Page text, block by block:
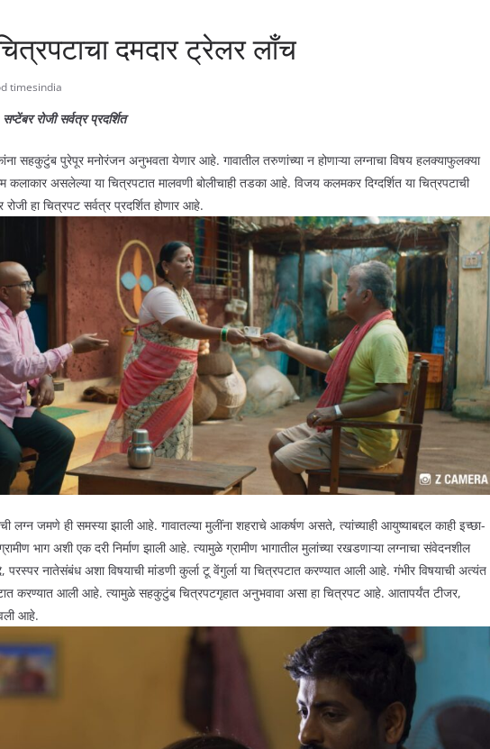
दमदार ट्रेलर लाँच
timesindia
रोजी सर्वत्र प्रदर्शित
सहकुटुंब पुरेपूर मनोरंजन अनुभवता येणार आहे. गावातील तरुणांच्या न होणाऱ्या लग्नाचा विषय हलक्याफुलक्या
कलाकार असलेल्या या चित्रपटात मालवणी बोलीचाही तडका आहे. विजय कलमकर दिग्दर्शित या चित्रपटाची
हा चित्रपट सर्वत्र प्रदर्शित होणार आहे.
लग्न जमणे ही समस्या झाली आहे. गावातल्या मुलींना शहराचे आकर्षण असते, त्यांच्याही आयुष्याबद्दल काही इच्छा-
भाग अशी एक दरी निर्माण झाली आहे. त्यामुळे ग्रामीण भागातील मुलांच्या रखडणाऱ्या लग्नाचा संवेदनशील
परस्पर नातेसंबंध अशा विषयाची मांडणी कुर्ला टू वेंगुर्ला या चित्रपटात करण्यात आली आहे. गंभीर विषयाची अत्यंत
करण्यात आली आहे. त्यामुळे सहकुटुंब चित्रपटगृहात अनुभवावा असा हा चित्रपट आहे. आतापर्यंत टीजर,
आहे.